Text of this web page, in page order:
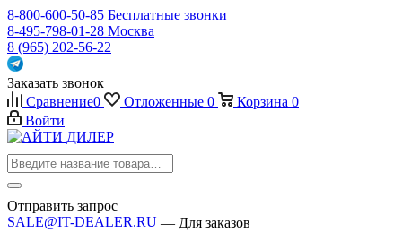
8-800-600-50-85 Бесплатные звонки
8-495-798-01-28 Москва
8 (965) 202-56-22
Заказать звонок
Сравнение0 Отложенные 0 Корзина 0
Войти
Отправить запрос
SALE@IT-DEALER.RU — Для заказов